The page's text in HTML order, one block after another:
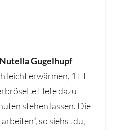
Gugelhupf
leicht erwärmen, 1 EL
Hefe dazu
stehen lassen. Die
so siehst du,